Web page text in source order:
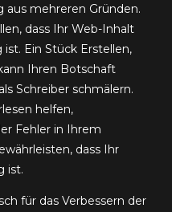
aus mehreren Gründen.
dass Ihr Web-Inhalt
Ein Stück Erstellen,
Ihren Botschaft
Schreiber schmälern.
helfen,
Fehler in Ihrem
dass Ihr
ist.
für das Verbessern der